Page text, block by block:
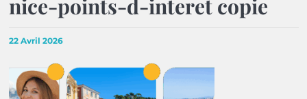
nice-points-d-interet copie
22 Avril 2026